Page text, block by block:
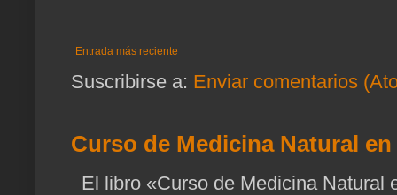
Entrada más reciente
Suscribirse a: Enviar comentarios
Curso de Medicina Natural
El libro «Curso de Medicina Natural